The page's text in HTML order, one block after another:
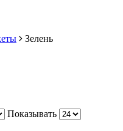
Зелень
Показывать